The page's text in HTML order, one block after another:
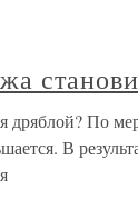
По
В